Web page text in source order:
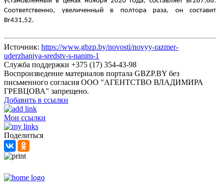
Соответственно, увеличенный в полтора раза, он составит
Br431,52.
Источник: https://www.gbzp.by/novosti/novyy-razmer-
uderzhaniya-sredstv-s-nanim-1
Служба поддержки +375 (17) 354-43-98
Воспроизведение материалов портала GBZP.BY без
письменного согласия OOO "АГЕНТСТВО ВЛАДИМИРА
ГРЕВЦОВА" запрещено.
Добавить в ссылки
Мои ссылки
Поделиться